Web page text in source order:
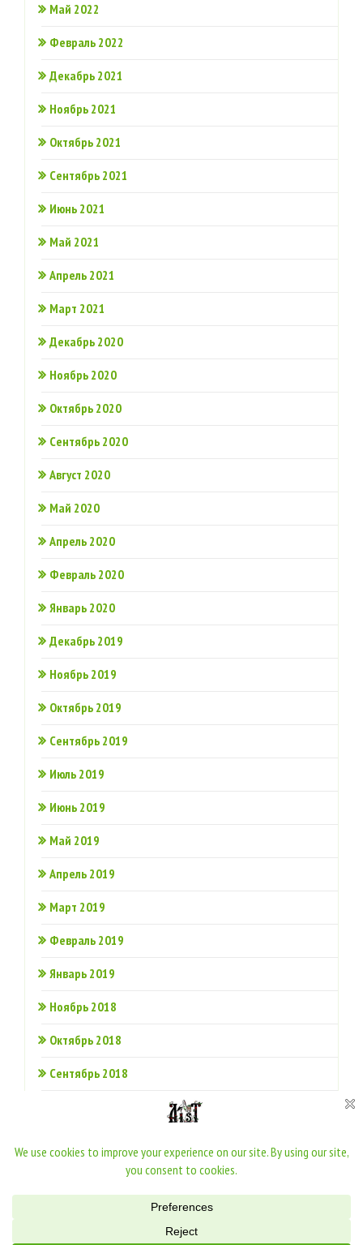
Май 2022
Февраль 2022
Декабрь 2021
Ноябрь 2021
Октябрь 2021
Сентябрь 2021
Июнь 2021
Май 2021
Апрель 2021
Март 2021
Декабрь 2020
Ноябрь 2020
Октябрь 2020
Сентябрь 2020
Август 2020
Май 2020
Апрель 2020
Февраль 2020
Январь 2020
Декабрь 2019
Ноябрь 2019
Октябрь 2019
Сентябрь 2019
Июль 2019
Июнь 2019
Май 2019
Апрель 2019
Март 2019
Февраль 2019
Январь 2019
Ноябрь 2018
Октябрь 2018
Сентябрь 2018
Все права принадлежат Ассоциации AIST